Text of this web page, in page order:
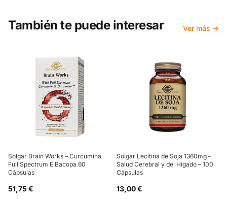
También te puede interesar Ver más →
Solgar Brain Works – Curcumina
Full Spectrum E Bacopa 60
Cápsulas
51,75 €
Solgar Lecitina de Soja 1360mg –
Salud Cerebral y del Hígado – 100
Cápsulas
13,00 €